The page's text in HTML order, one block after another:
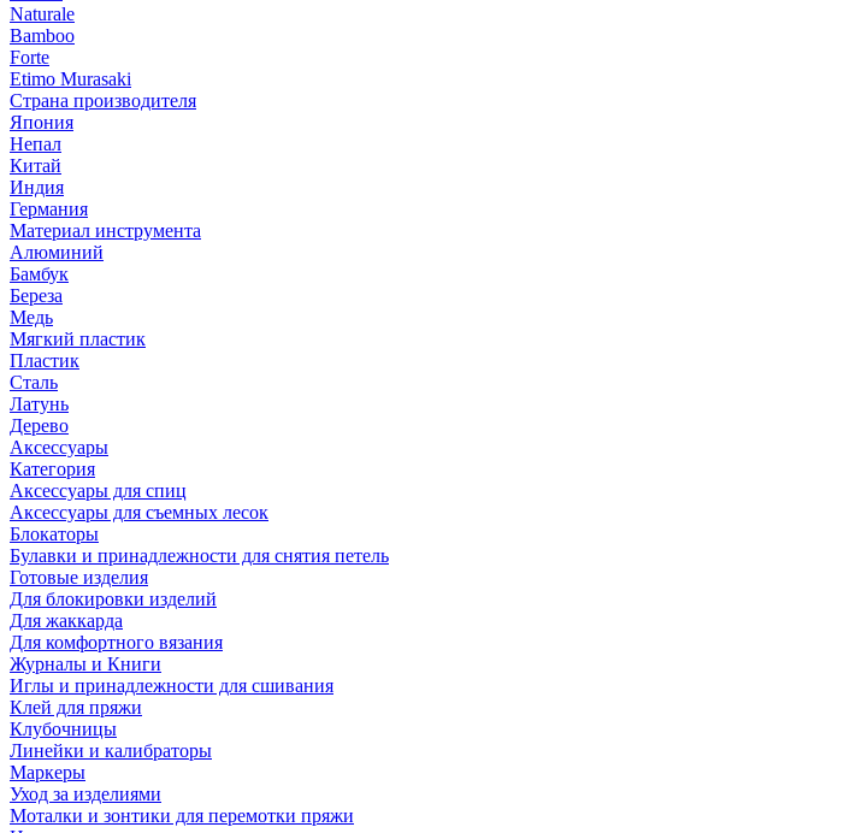
Naturale
Bamboo
Forte
Etimo Murasaki
Страна производителя
Япония
Непал
Китай
Индия
Германия
Материал инструмента
Алюминий
Бамбук
Береза
Медь
Мягкий пластик
Пластик
Сталь
Латунь
Дерево
Аксессуары
Категория
Аксессуары для спиц
Аксессуары для съемных лесок
Блокаторы
Булавки и принадлежности для снятия петель
Готовые изделия
Для блокировки изделий
Для жаккарда
Для комфортного вязания
Журналы и Книги
Иглы и принадлежности для сшивания
Клей для пряжи
Клубочницы
Линейки и калибраторы
Маркеры
Уход за изделиями
Моталки и зонтики для перемотки пряжи